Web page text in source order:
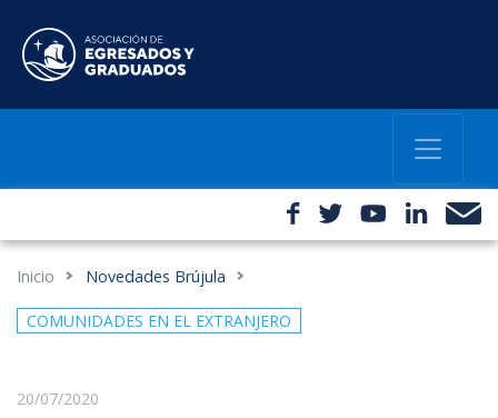
Inicio Novedades Brújula
COMUNIDADES EN EL EXTRANJERO
20/07/2020